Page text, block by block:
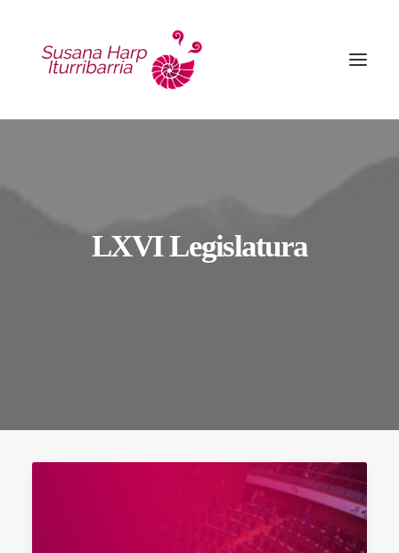
LXVI Legislatura